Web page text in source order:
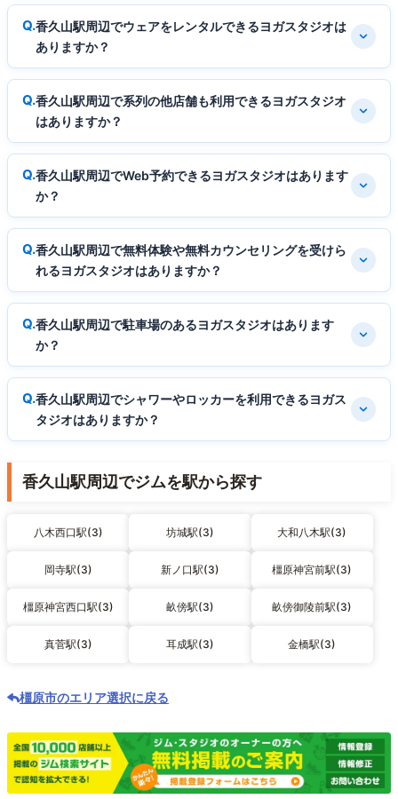
香久山駅周辺でウェアをレンタルできるヨガスタジオは
ありますか？
香久山駅周辺で系列の他店舗も利用できるヨガスタジオ
はありますか？
香久山駅周辺でWeb予約できるヨガスタジオはあります
か？
香久山駅周辺で無料体験や無料カウンセリングを受けら
れるヨガスタジオはありますか？
香久山駅周辺で駐車場のあるヨガスタジオはあります
か？
香久山駅周辺でシャワーやロッカーを利用できるヨガス
タジオはありますか？
香久山駅周辺でジムを駅から探す
八木西口駅(3) 坊城駅(3) 大和八木駅(3)
岡寺駅(3) 新ノ口駅(3) 橿原神宮前駅(3)
橿原神宮西口駅(3) 畝傍駅(3) 畝傍御陵前駅(3)
真菅駅(3) 耳成駅(3) 金橋駅(3)
橿原市のエリア選択に戻る